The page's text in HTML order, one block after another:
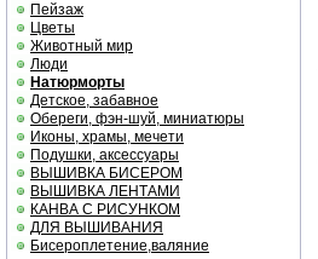
Пейзаж
Цветы
Животный мир
Люди
Натюрморты
Детское, забавное
Обереги, фэн-шуй, миниатюры
Иконы, храмы, мечети
Подушки, аксессуары
ВЫШИВКА БИСЕРОМ
ВЫШИВКА ЛЕНТАМИ
КАНВА С РИСУНКОМ
ДЛЯ ВЫШИВАНИЯ
Бисероплетение,валяние